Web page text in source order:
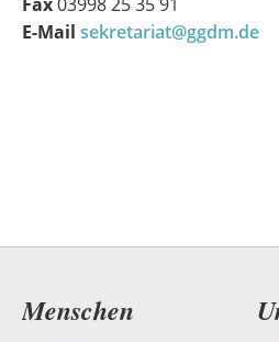
E-Mail sekretariat@ggdm.de
Navigation
Menschen